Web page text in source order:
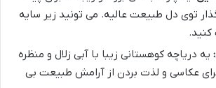
توی دل طبیعت عالیه. می تونید زیر سایه
کنید.
یه دریاچه کوهستانی زیبا با آبی زلال و منظره
عکاسی و لذت بردن از آرامش طبیعت بی